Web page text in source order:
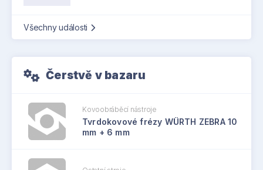
Všechny události
Čerstvě v bazaru
Kovoobráběcí nástroje
Tvrdokovové frézy WÜRTH ZEBRA 10
mm + 6 mm